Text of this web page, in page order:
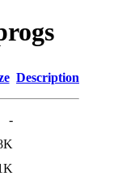
Description
-